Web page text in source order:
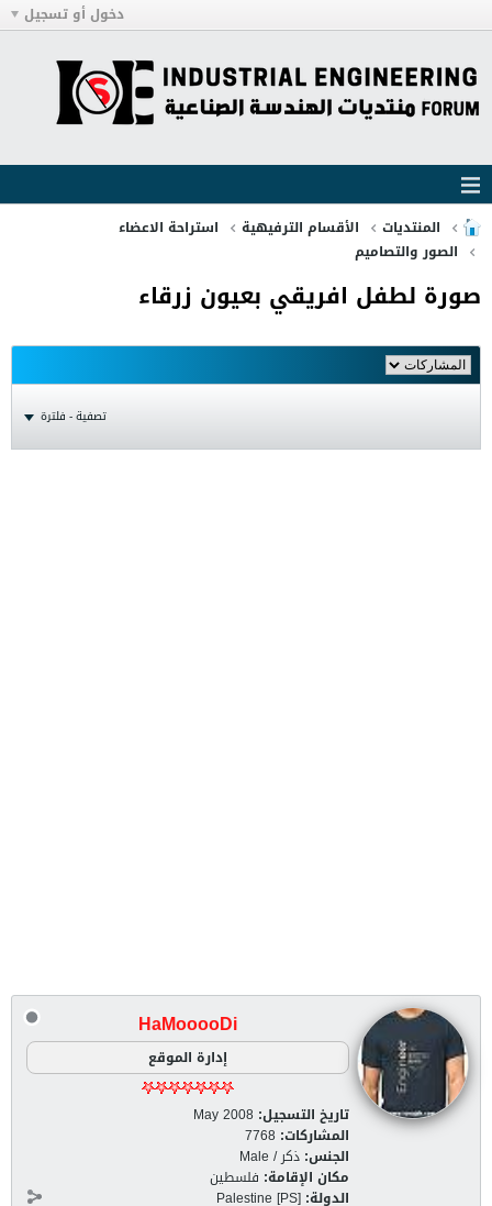
دخول أو تسجيل
المنتديات الأقسام الترفيهية
استراحة الاعضاء
الصور والتصاميم
صورة لطفل افريقي بعيون زرقاء
تصفية - فلترة
HaMooooDi
إدارة الموقع
تاريخ التسجيل: May 2008
المشاركات: 7768
الجنس: ذكر / Male
مكان الإقامة: فلسطين
الدولة: Palestine [PS]